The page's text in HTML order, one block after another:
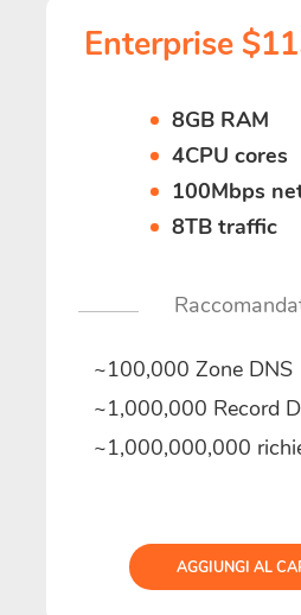
Enterprise
8GB RAM
4CPU cores
100Mbps
8TB traffic
~100,000 Zone DNS
~1,000,000 Record
~1,000,000,000
AGGIUNGI AL